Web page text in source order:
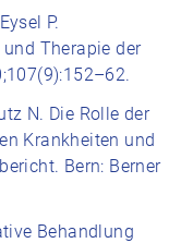
P.
Therapie der
N. Die Rolle der
Krankheiten und
Bern: Berner
Behandlung